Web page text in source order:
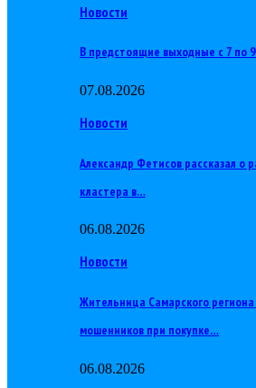
Новости
В предстоящие выходные с 7 по
07.08.2026
Новости
Александр Фетисов рассказал о
кластера в…
06.08.2026
Новости
Жительница Самарского
мошенников при покупке…
06.08.2026